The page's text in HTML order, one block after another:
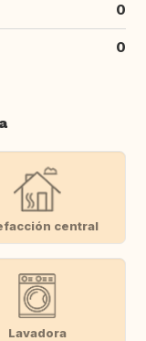
0
0
central
Lavadora